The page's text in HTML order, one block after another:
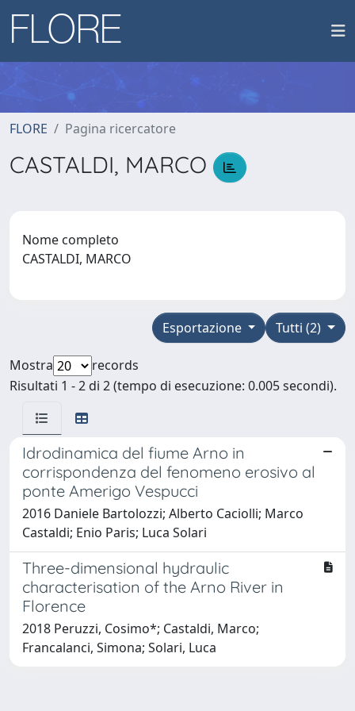
FLORE Pagina ricercatore
CASTALDI, MARCO
Nome completo
CASTALDI, MARCO
Tutti (2)
Esportazione
Mostra
records
Risultati 1 - 2 di 2 (tempo di esecuzione: 0.005 secondi).
Idrodinamica del fiume Arno in
corrispondenza del fenomeno erosivo al
ponte Amerigo Vespucci
2016 Daniele Bartolozzi; Alberto Caciolli; Marco
Castaldi; Enio Paris; Luca Solari
Three-dimensional hydraulic
characterisation of the Arno River in
Florence
2018 Peruzzi, Cosimo*; Castaldi, Marco;
Francalanci, Simona; Solari, Luca